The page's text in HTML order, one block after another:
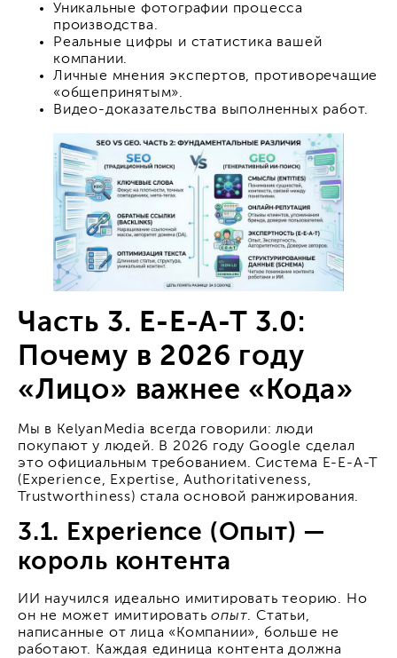
Уникальные фотографии процесса
производства.
Реальные цифры и статистика вашей
компании.
Личные мнения экспертов, противоречащие
«общепринятым».
Видео-доказательства выполненных работ.
Часть 3. E-E-A-T 3.0:
Почему в 2026 году
«Лицо» важнее «Кода»
Мы в KelyanMedia всегда говорили: люди
покупают у людей. В 2026 году Google сделал
это официальным требованием. Система E-E-A-T
(Experience, Expertise, Authoritativeness,
Trustworthiness) стала основой ранжирования.
3.1. Experience (Опыт) —
король контента
ИИ научился идеально имитировать теорию. Но
он не может имитироватьопыт. Статьи,
написанные от лица «Компании», больше не
работают. Каждая единица контента должна